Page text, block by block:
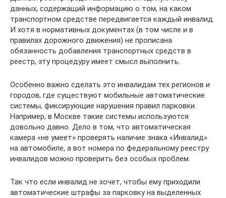
данных, содержащий информацию о том, на каком
транспортном средстве передвигается каждый инвалид.
И хотя в нормативных документах (в том числе и в
правилах дорожного движения) не прописана
обязанность добавления транспортных средств в
реестр, эту процедуру имеет смысл выполнить.
Особенно важно сделать это инвалидам тех регионов и
городов, где существуют мобильные автоматические
системы, фиксирующие нарушения правил парковки.
Например, в Москве такие системы используются
довольно давно. Дело в том, что автоматическая
камера «не умеет» проверять наличие знака «Инвалид»
на автомобиле, а вот номера по федеральному реестру
инвалидов можно проверить без особых проблем.
Так что если инвалид не хочет, чтобы ему приходили
автоматические штрафы за парковку на выделенных